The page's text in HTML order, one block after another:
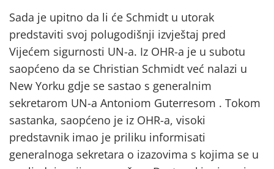
Sada je upitno da li će Schmidt u utorak
predstaviti svoj polugodišnji izvještaj pred
Vijećem sigurnosti UN-a. Iz OHR-a je u subotu
saopćeno da se Christian Schmidt već nalazi u
New Yorku gdje se sastao s generalnim
sekretarom UN-a Antoniom Guterresom . Tokom
sastanka, saopćeno je iz OHR-a, visoki
predstavnik imao je priliku informisati
generalnoga sekretara o izazovima s kojima se u